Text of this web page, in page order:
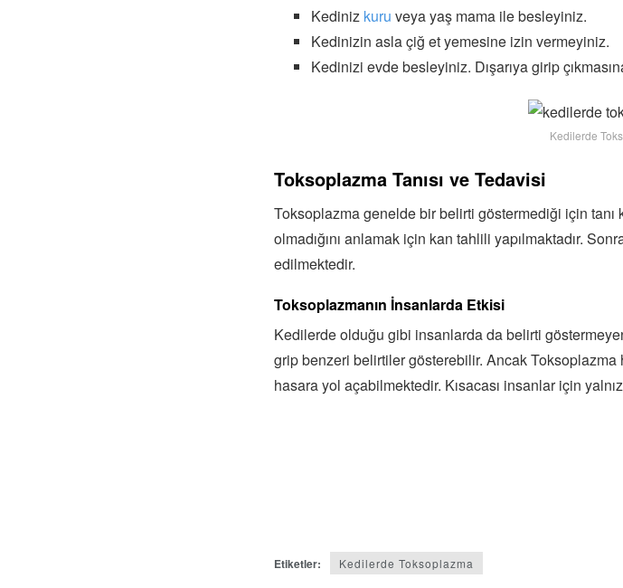
Kediniz kuru veya yaş mama ile besleyiniz.
Kedinizin asla çiğ et yemesine izin vermeyiniz.
Kedinizi evde besleyiniz. Dışarıya girip
Kedilerde
Toksoplazma Tanısı ve Tedavisi
Toksoplazma genelde bir belirti göstermediği için tanı
olmadığını anlamak için kan tahlili yapılmaktadır.
edilmektedir.
Toksoplazmanın İnsanlarda Etkisi
Kedilerde olduğu gibi insanlarda da belirti
grip benzeri belirtiler gösterebilir. Ancak Toksoplazma
hasara yol açabilmektedir. Kısacası insanlar için
Etiketler: Kedilerde Toksoplazma